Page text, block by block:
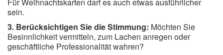
Für Weihnachtskarten darf es auch etwas ausführlicher
sein.
3. Berücksichtigen Sie die Stimmung: Möchten Sie
Besinnlichkeit vermitteln, zum Lachen anregen oder
geschäftliche Professionalität wahren?